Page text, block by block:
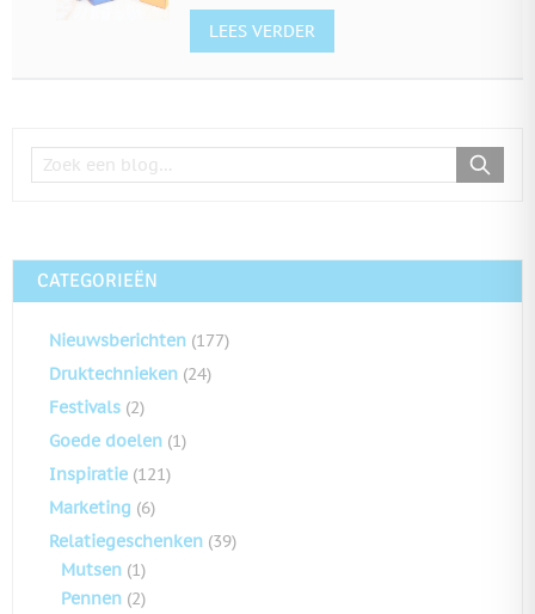
LEES VERDER
CATEGORIEËN
Nieuwsberichten (177)
Druktechnieken (24)
Festivals (2)
Goede doelen (1)
Inspiratie (121)
Marketing (6)
Relatiegeschenken (39)
Mutsen (1)
Pennen (2)